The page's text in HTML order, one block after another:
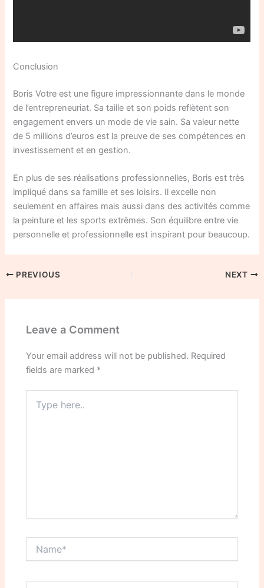
Conclusion
Boris Votre est une figure impressionnante dans le monde
de l’entrepreneuriat. Sa taille et son poids reflètent son
engagement envers un mode de vie sain. Sa valeur nette
de 5 millions d’euros est la preuve de ses compétences en
investissement et en gestion.
En plus de ses réalisations professionnelles, Boris est très
impliqué dans sa famille et ses loisirs. Il excelle non
seulement en affaires mais aussi dans des activités comme
la peinture et les sports extrêmes. Son équilibre entre vie
personnelle et professionnelle est inspirant pour beaucoup.
PREVIOUS NEXT
Leave a Comment
Your email address will not be published. Required
fields are marked *
here..